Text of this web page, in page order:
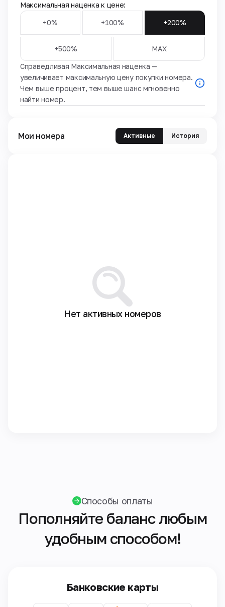
Максимальная наценка к цене:
+0% +100% +200%
+500% MAX
Справедливая Максимальная наценка —
увеличивает максимальную цену покупки номера.
Чем выше процент, тем выше шанс мгновенно
найти номер.
Мои номера Активные История
Нет активных номеров
Способы оплаты
Пополняйте баланс любым
удобным способом!
Банковские карты